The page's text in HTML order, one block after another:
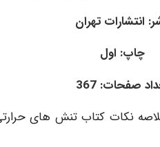
انتشارات تهران
چاپ: اول
صفحات: 367